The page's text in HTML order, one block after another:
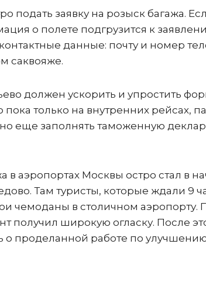
заявку на розыск багажа.
о полете подгрузится к
данные: почту и номер
саквояже.
должен ускорить и упростить
только на внутренних рейсах,
еще заполнять таможенную
в аэропортах Москвы остро стал в
Там туристы, которые ждали 9
чемоданы в столичном аэропорту.
получил широкую огласку. После
о проделанной работе по